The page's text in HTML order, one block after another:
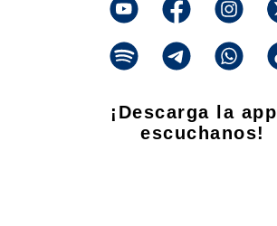
¡Descarga la
escuchanos!